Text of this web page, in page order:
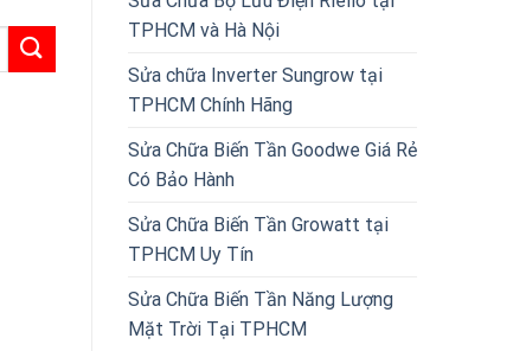
TPHCM và Hà Nội
Sửa chữa Inverter Sungrow tại
TPHCM Chính Hãng
Sửa Chữa Biến Tần Goodwe Giá Rẻ
Có Bảo Hành
Sửa Chữa Biến Tần Growatt tại
TPHCM Uy Tín
Sửa Chữa Biến Tần Năng Lượng
Mặt Trời Tại TPHCM